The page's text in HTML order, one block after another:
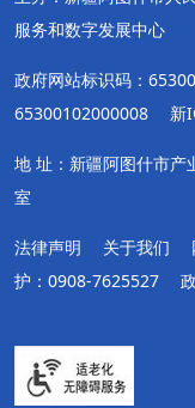
服务和数字发展中心
政府网站标识码：
65300102000008
新
地 址：新疆阿图什市产
室
法律声明 关于我们
护：0908-7625527